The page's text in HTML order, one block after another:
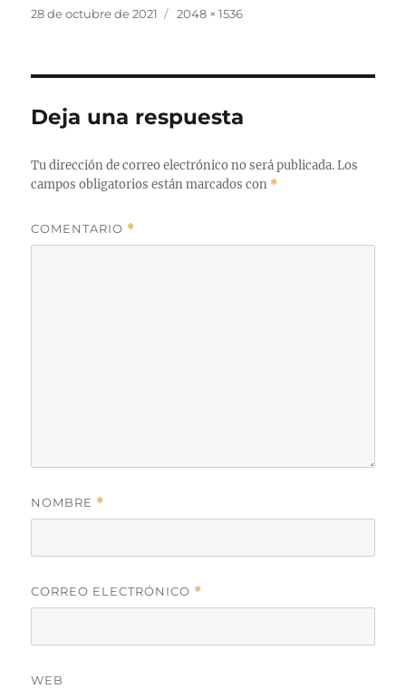
Publicado
28 de octubre de 2021
Tamaño
2048 × 1536
Deja una respuesta
Tu dirección de correo electrónico no será publicada. Los
campos obligatorios están marcados con *
COMENTARIO *
NOMBRE *
CORREO ELECTRÓNICO *
WEB